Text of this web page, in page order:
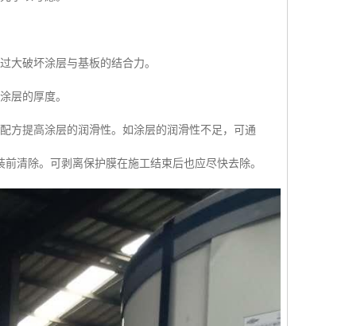
大破坏涂层与基板的结合力。
层的厚度。
方提高涂层的润滑性。如涂层的润滑性不足，可通
清除。可剥离保护膜在施工结束后也应尽快去除。